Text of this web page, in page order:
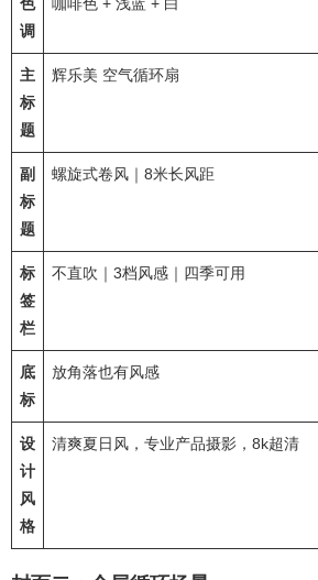
调
主
标
题
辉乐美 空气循环扇
副
标
题
螺旋式卷风｜8米长风距
标
签
栏
不直吹｜3档风感｜四季可用
底
标
放角落也有风感
设
计
风
格
清爽夏日风，专业产品摄影，8k超清